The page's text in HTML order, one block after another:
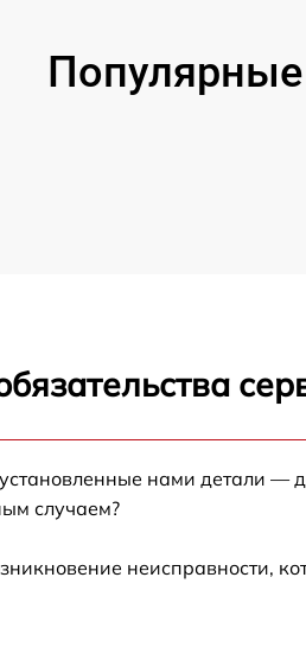
нами детали —
случаем?
неисправности,